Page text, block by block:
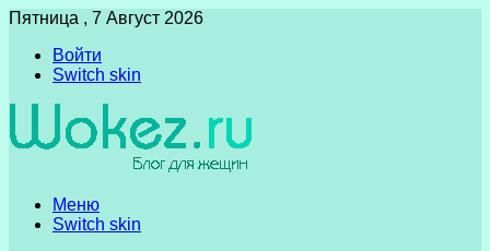
Пятница , 7 Август 2026
Войти
Switch skin
Меню
Switch skin